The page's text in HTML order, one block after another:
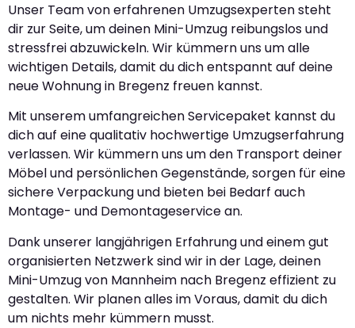
Unser Team von erfahrenen Umzugsexperten steht
dir zur Seite, um deinen Mini-Umzug reibungslos und
stressfrei abzuwickeln. Wir kümmern uns um alle
wichtigen Details, damit du dich entspannt auf deine
neue Wohnung in Bregenz freuen kannst.
Mit unserem umfangreichen Servicepaket kannst du
dich auf eine qualitativ hochwertige Umzugserfahrung
verlassen. Wir kümmern uns um den Transport deiner
Möbel und persönlichen Gegenstände, sorgen für eine
sichere Verpackung und bieten bei Bedarf auch
Montage- und Demontageservice an.
Dank unserer langjährigen Erfahrung und einem gut
organisierten Netzwerk sind wir in der Lage, deinen
Mini-Umzug von Mannheim nach Bregenz effizient zu
gestalten. Wir planen alles im Voraus, damit du dich
um nichts mehr kümmern musst.